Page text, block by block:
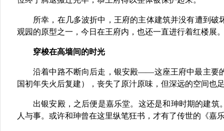
所幸，在几多波折中，王府的主体建筑并没有遭到
观园的原型之一，今日在王府内，也还一直进行着红楼展
穿梭在高墙间的时光
沿着中路不断向后走，银安殿——这座王府中最主要
国初年失火后复建），丧失了原汁原味，但深远的空间也
出银安殿，之后便是嘉乐堂。这还是和珅时期的建
人与事。或许和珅曾在这里纵笔狂书，才有了传世的《